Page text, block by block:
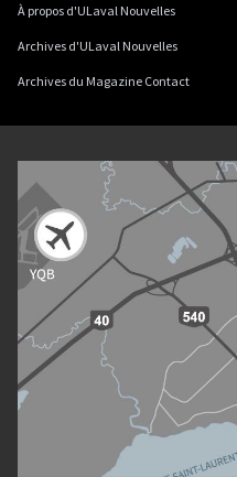
À propos d'ULaval Nouvelles
Archives d'ULaval Nouvelles
Archives du Magazine Contact